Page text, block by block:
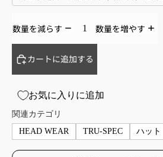
数量を減らす 数量を増やす
カートに追加する
お気に入りに追加
関連カテゴリ
HEAD WEAR
TRU-SPEC ハット